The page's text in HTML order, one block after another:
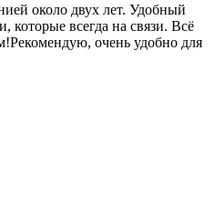
около двух лет. Удобный
которые всегда на связи. Всё
очень удобно для